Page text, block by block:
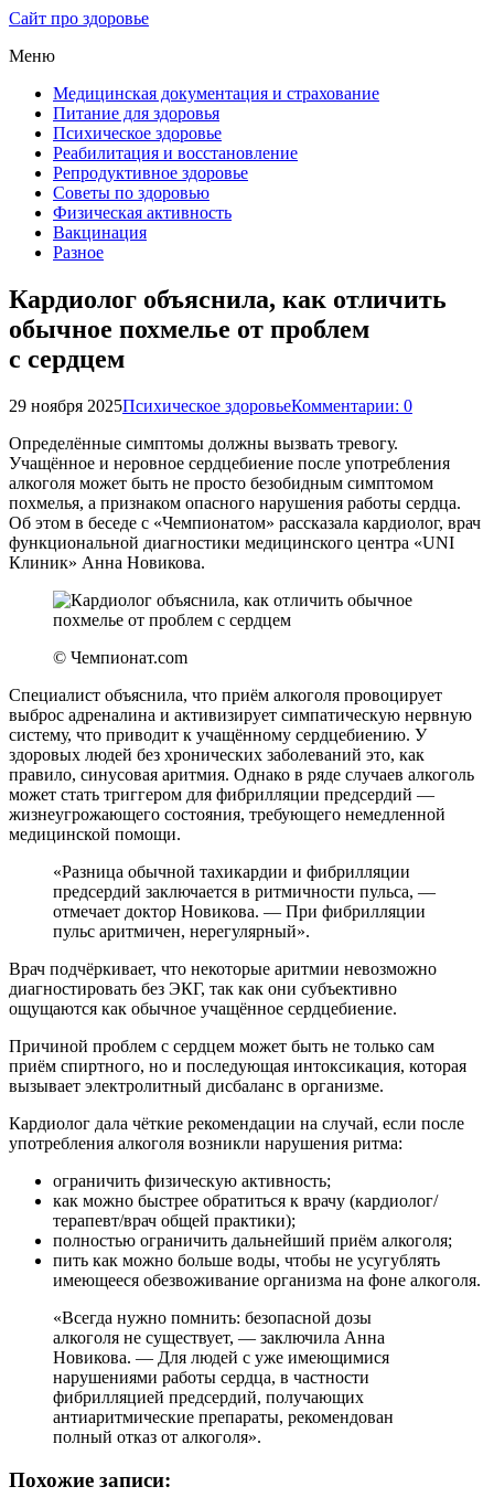
Сайт про здоровье
Меню
Медицинская документация и страхование
Питание для здоровья
Психическое здоровье
Реабилитация и восстановление
Репродуктивное здоровье
Советы по здоровью
Физическая активность
Вакцинация
Разное
Кардиолог объяснила, как отличить
обычное похмелье от проблем
с сердцем
29 ноября 2025Психическое здоровьеКомментарии: 0
Определённые симптомы должны вызвать тревогу.
Учащённое и неровное сердцебиение после употребления
алкоголя может быть не просто безобидным симптомом
похмелья, а признаком опасного нарушения работы сердца.
Об этом в беседе с «Чемпионатом» рассказала кардиолог, врач
функциональной диагностики медицинского центра «UNI
Клиник» Анна Новикова.
© Чемпионат.com
Специалист объяснила, что приём алкоголя провоцирует
выброс адреналина и активизирует симпатическую нервную
систему, что приводит к учащённому сердцебиению. У
здоровых людей без хронических заболеваний это, как
правило, синусовая аритмия. Однако в ряде случаев алкоголь
может стать триггером для фибрилляции предсердий —
жизнеугрожающего состояния, требующего немедленной
медицинской помощи.
«Разница обычной тахикардии и фибрилляции
предсердий заключается в ритмичности пульса, —
отмечает доктор Новикова. — При фибрилляции
пульс аритмичен, нерегулярный».
Врач подчёркивает, что некоторые аритмии невозможно
диагностировать без ЭКГ, так как они субъективно
ощущаются как обычное учащённое сердцебиение.
Причиной проблем с сердцем может быть не только сам
приём спиртного, но и последующая интоксикация, которая
вызывает электролитный дисбаланс в организме.
Кардиолог дала чёткие рекомендации на случай, если после
употребления алкоголя возникли нарушения ритма:
ограничить физическую активность;
как можно быстрее обратиться к врачу (кардиолог/
терапевт/врач общей практики);
полностью ограничить дальнейший приём алкоголя;
пить как можно больше воды, чтобы не усугублять
имеющееся обезвоживание организма на фоне алкоголя.
«Всегда нужно помнить: безопасной дозы
алкоголя не существует, — заключила Анна
Новикова. — Для людей с уже имеющимися
нарушениями работы сердца, в частности
фибрилляцией предсердий, получающих
антиаритмические препараты, рекомендован
полный отказ от алкоголя».
Похожие записи: